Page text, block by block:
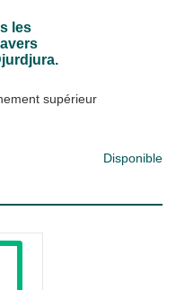
les
supérieur
Disponible